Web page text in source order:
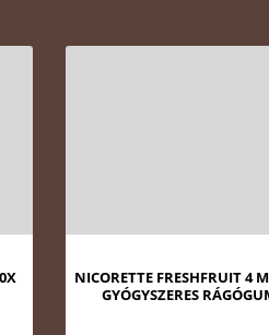
NICORETTE FRESHFRUIT 4
GYÓGYSZERES